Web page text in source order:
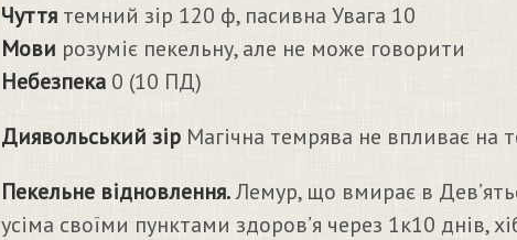
Чуттятемний зір 120 ф, пасивна Увага 10
Мови розуміє пекельну, але не може говорити
Небезпека0 (10 ПД)
Диявольський зірМагічна темрява не впливає на
Пекельне відновлення.Лемур, що вмирає в
усіма своїми пунктами здоров’я через 1к10 днів,